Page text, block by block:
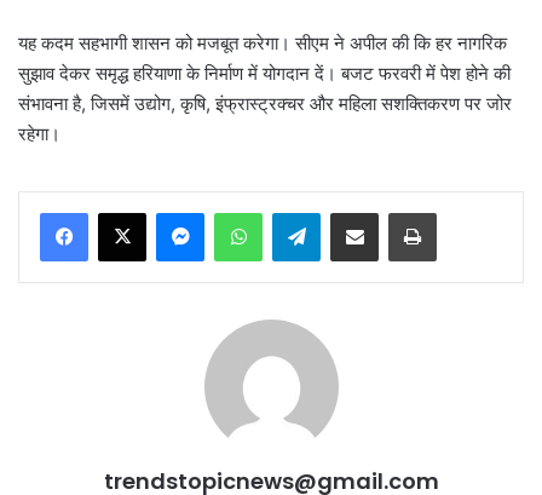
यह कदम सहभागी शासन को मजबूत करेगा। सीएम ने अपील की कि हर नागरिक
सुझाव देकर समृद्ध हरियाणा के निर्माण में योगदान दें। बजट फरवरी में पेश होने की
संभावना है, जिसमें उद्योग, कृषि, इंफ्रास्ट्रक्चर और महिला सशक्तिकरण पर जोर
रहेगा।
MessengerWhatsAppTelegramShare via Email Print
trendstopicnews@gmail.com